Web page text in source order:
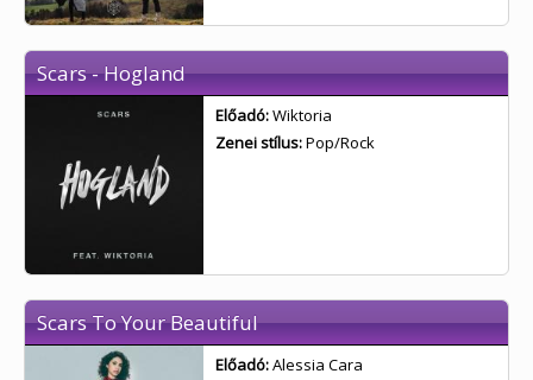
Scars - Hogland
Előadó:Wiktoria
Zenei stílus:Pop/Rock
Scars To Your Beautiful
Előadó:Alessia Cara